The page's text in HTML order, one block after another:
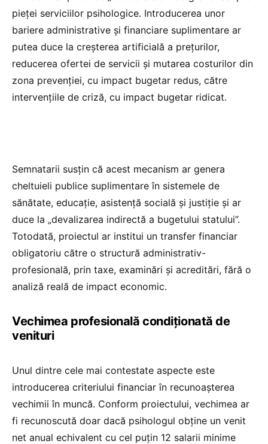
pieței serviciilor psihologice. Introducerea unor
bariere administrative și financiare suplimentare ar
putea duce la creșterea artificială a prețurilor,
reducerea ofertei de servicii și mutarea costurilor din
zona prevenției, cu impact bugetar redus, către
intervențiile de criză, cu impact bugetar ridicat.
Semnatarii susțin că acest mecanism ar genera
cheltuieli publice suplimentare în sistemele de
sănătate, educație, asistență socială și justiție și ar
duce la „devalizarea indirectă a bugetului statului”.
Totodată, proiectul ar institui un transfer financiar
obligatoriu către o structură administrativ-
profesională, prin taxe, examinări și acreditări, fără o
analiză reală de impact economic.
Vechimea profesională condiționată de
venituri
Unul dintre cele mai contestate aspecte este
introducerea criteriului financiar în recunoașterea
vechimii în muncă. Conform proiectului, vechimea ar
fi recunoscută doar dacă psihologul obține un venit
net anual echivalent cu cel puțin 12 salarii minime